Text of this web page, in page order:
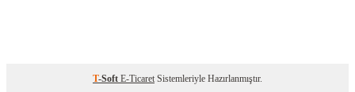
T-Soft E-Ticaret Sistemleriyle Hazırlanmıştır.